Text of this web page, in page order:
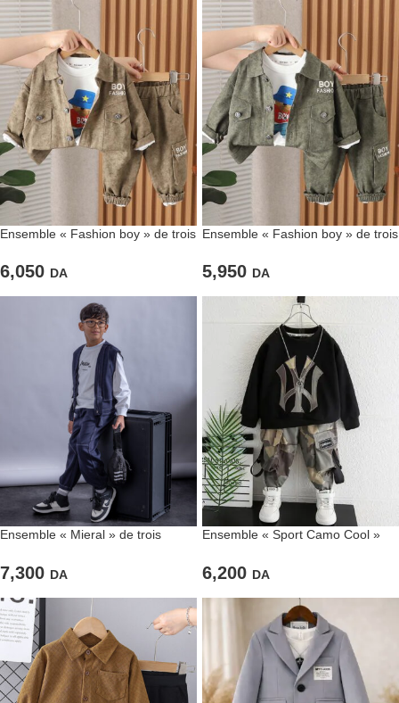
Ensemble « Fashion boy » de trois
6,050 DA
Ensemble « Fashion boy » de trois
5,950 DA
Ensemble « Mieral » de trois
7,300 DA
Ensemble « Sport Camo Cool »
6,200 DA